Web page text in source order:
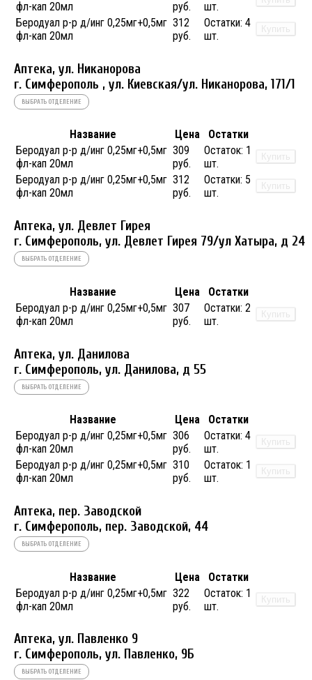
фл-кап 20мл руб. шт.
Беродуал р-р д/инг 0,25мг+0,5мг
фл-кап 20мл
312
руб.
Остатки: 4
шт.
Купить
Аптека, ул. Никанорова
г. Симферополь , ул. Киевская/ул. Никанорова, 171/1
ВЫБРАТЬ ОТДЕЛЕНИЕ
Название Цена
Остатки
Беродуал р-р д/инг 0,25мг+0,5мг
фл-кап 20мл
309
руб.
Остаток: 1
шт.
Купить
Беродуал р-р д/инг 0,25мг+0,5мг
фл-кап 20мл
312
руб.
Остатки: 5
шт.
Купить
Аптека, ул. Девлет Гирея
г. Симферополь, ул. Девлет Гирея 79/ул Хатыра, д 24
ВЫБРАТЬ ОТДЕЛЕНИЕ
Название Цена
Остатки
Беродуал р-р д/инг 0,25мг+0,5мг
фл-кап 20мл
307
руб.
Остатки: 2
шт.
Купить
Аптека, ул. Данилова
г. Симферополь, ул. Данилова, д 55
ВЫБРАТЬ ОТДЕЛЕНИЕ
Название Цена
Остатки
Беродуал р-р д/инг 0,25мг+0,5мг
фл-кап 20мл
306
руб.
Остатки: 4
шт.
Купить
Беродуал р-р д/инг 0,25мг+0,5мг
фл-кап 20мл
310
руб.
Остаток: 1
шт.
Купить
Аптека, пер. Заводской
г. Симферополь, пер. Заводской, 44
ВЫБРАТЬ ОТДЕЛЕНИЕ
Название Цена
Остатки
Беродуал р-р д/инг 0,25мг+0,5мг
фл-кап 20мл
322
руб.
Остаток: 1
шт.
Купить
Аптека, ул. Павленко 9
г. Симферополь, ул. Павленко, 9Б
ВЫБРАТЬ ОТДЕЛЕНИЕ